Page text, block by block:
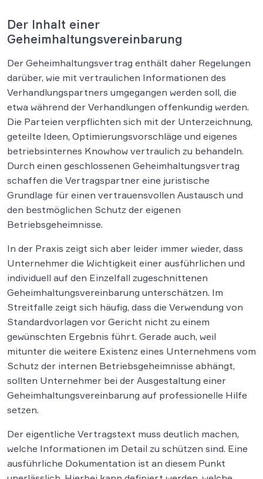
Der Inhalt einer
Geheimhaltungsvereinbarung
Der Geheimhaltungsvertrag enthält daher Regelungen
darüber, wie mit vertraulichen Informationen des
Verhandlungspartners umgegangen werden soll, die
etwa während der Verhandlungen offenkundig werden.
Die Parteien verpflichten sich mit der Unterzeichnung,
geteilte Ideen, Optimierungsvorschläge und eigenes
betriebsinternes Knowhow vertraulich zu behandeln.
Durch einen geschlossenen Geheimhaltungsvertrag
schaffen die Vertragspartner eine juristische
Grundlage für einen vertrauensvollen Austausch und
den bestmöglichen Schutz der eigenen
Betriebsgeheimnisse.
In der Praxis zeigt sich aber leider immer wieder, dass
Unternehmer die Wichtigkeit einer ausführlichen und
individuell auf den Einzelfall zugeschnittenen
Geheimhaltungsvereinbarung unterschätzen. Im
Streitfalle zeigt sich häufig, dass die Verwendung von
Standardvorlagen vor Gericht nicht zu einem
gewünschten Ergebnis führt. Gerade auch, weil
mitunter die weitere Existenz eines Unternehmens vom
Schutz der internen Betriebsgeheimnisse abhängt,
sollten Unternehmer bei der Ausgestaltung einer
Geheimhaltungsvereinbarung auf professionelle Hilfe
setzen.
Der eigentliche Vertragstext muss deutlich machen,
welche Informationen im Detail zu schützen sind. Eine
ausführliche Dokumentation ist an diesem Punkt